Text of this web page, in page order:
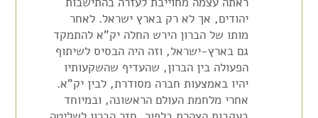
יהודים, אך לא רק בארץ ישראל. לאחר
מותו של הברון הירש החלה יק"א להתמקד
גם בארץ-ישראל, וזה היה הבסיס לשיתוף
הפעולה בין הברון, שהעדיף שהשקעותיו
יהיו באמצעות חברה מסודרת, לבין יק"א.
אחרי מלחמת העולם הראשונה, ובמיוחד